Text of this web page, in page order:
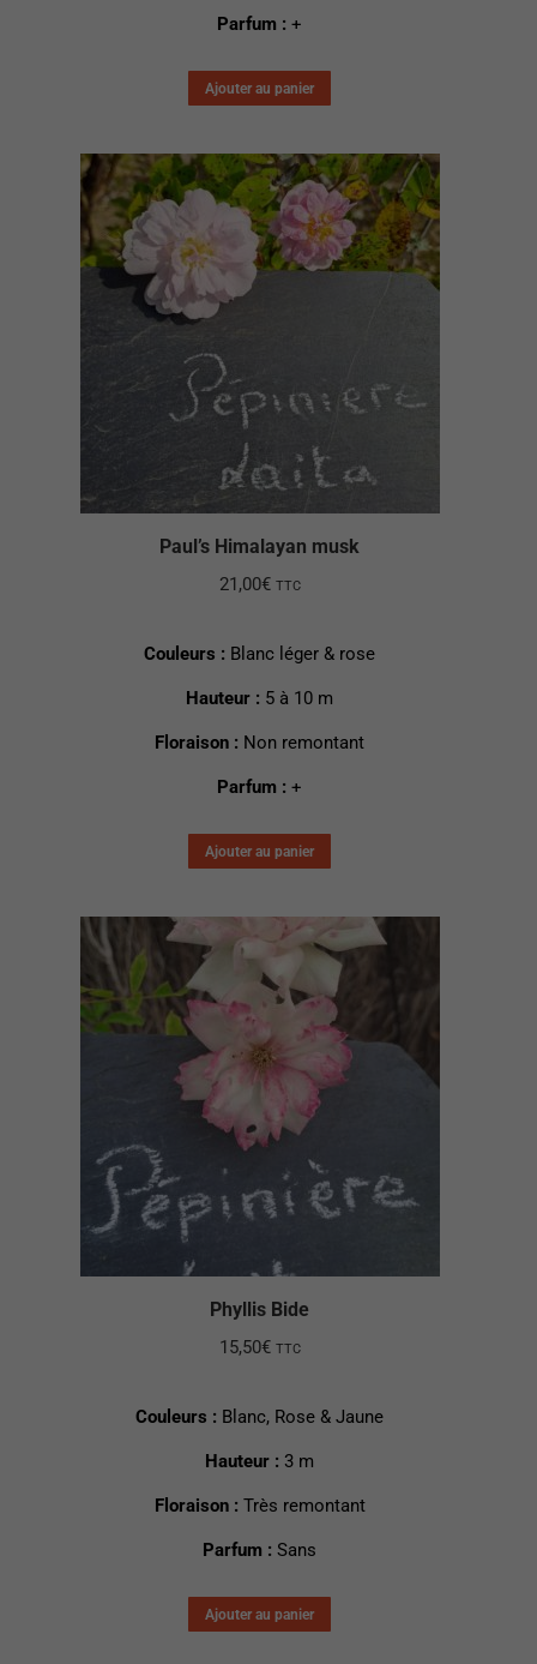
Parfum : +
Ajouter au panier
Paul’s Himalayan musk
21,00€ TTC
Couleurs : Blanc léger & rose
Hauteur : 5 à 10 m
Floraison : Non remontant
Parfum : +
Ajouter au panier
Phyllis Bide
15,50€ TTC
Couleurs : Blanc, Rose & Jaune
Hauteur : 3 m
Floraison : Très remontant
Parfum : Sans
Ajouter au panier